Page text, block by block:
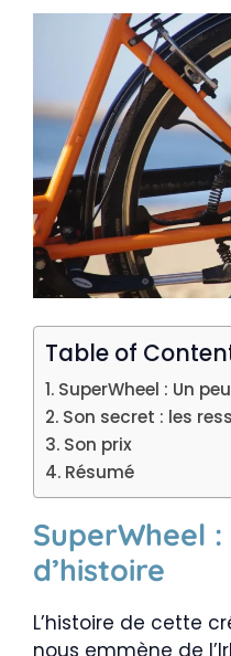
Table of
SuperWheel : Un
Son secret : les
Son prix
Résumé
SuperWheel :
d’histoire
L’histoire de cette
nous emmène de